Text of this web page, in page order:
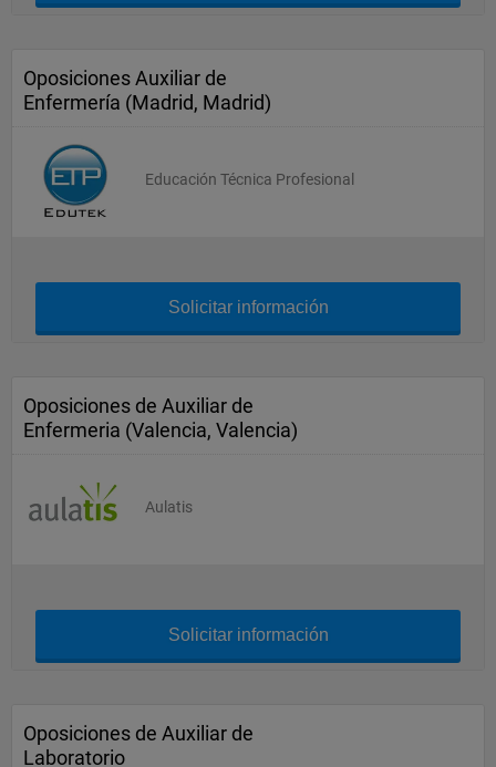
Oposiciones Auxiliar de
Enfermería (Madrid, Madrid)
Educación Técnica Profesional
Solicitar información
Oposiciones de Auxiliar de
Enfermeria (Valencia, Valencia)
Aulatis
Solicitar información
Oposiciones de Auxiliar de
Laboratorio